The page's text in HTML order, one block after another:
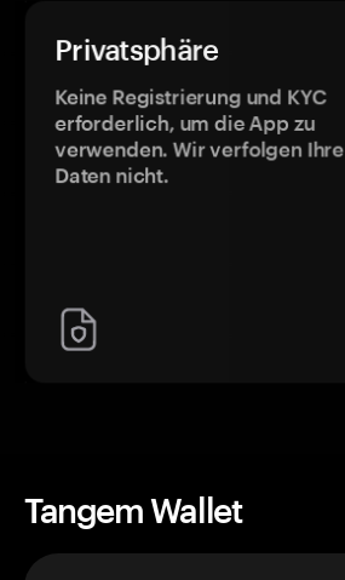
Privatsphäre
Keine Registrierung und KYC
erforderlich, um die App zu
verwenden. Wir verfolgen Ihre
Daten nicht.
Tangem Wallet